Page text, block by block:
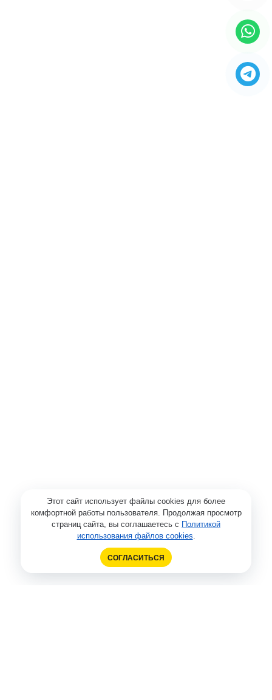
Этот сайт использует файлы cookies для более
комфортной работы пользователя. Продолжая просмотр
страниц сайта, вы соглашаетесь с Политикой
использования файлов cookies.
СОГЛАСИТЬСЯ